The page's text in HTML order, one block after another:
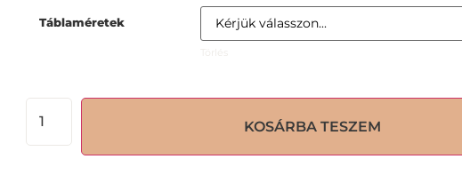
Táblaméretek
KOSÁRBA TESZEM